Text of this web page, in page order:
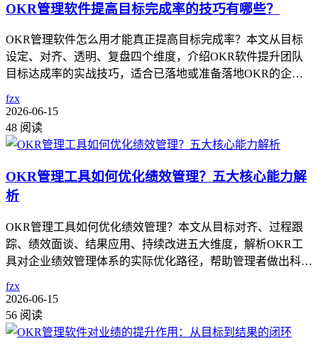
OKR管理软件提高目标完成率的技巧有哪些？
OKR管理软件怎么用才能真正提高目标完成率？本文从目标
设定、对齐、透明、复盘四个维度，介绍OKR软件提升团队
目标达成率的实战技巧，适合已落地或准备落地OKR的企…
fzx
2026-06-15
48 阅读
OKR管理工具如何优化绩效管理？五大核心能力解
析
OKR管理工具如何优化绩效管理？本文从目标对齐、过程跟
踪、绩效面谈、结果应用、持续改进五大维度，解析OKR工
具对企业绩效管理体系的实际优化路径，帮助管理者做出科…
fzx
2026-06-15
56 阅读